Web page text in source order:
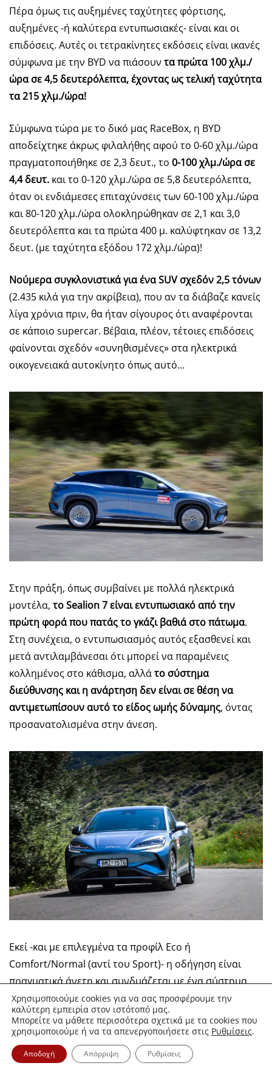
Πέρα όμως τις αυξημένες ταχύτητες φόρτισης,
αυξημένες -ή καλύτερα εντυπωσιακές- είναι και οι
επιδόσεις. Αυτές οι τετρακίνητες εκδόσεις είναι ικανές
σύμφωνα με την BYD να πιάσουν τα πρώτα 100 χλμ./
ώρα σε 4,5 δευτερόλεπτα, έχοντας ως τελική ταχύτητα
τα 215 χλμ./ώρα!
Σύμφωνα τώρα με το δικό μας RaceBox, η BYD
αποδείχτηκε άκρως φιλαλήθης αφού το 0-60 χλμ./ώρα
πραγματοποιήθηκε σε 2,3 δευτ., το 0-100 χλμ./ώρα σε
4,4 δευτ. και το 0-120 χλμ./ώρα σε 5,8 δευτερόλεπτα,
όταν οι ενδιάμεσες επιταχύνσεις των 60-100 χλμ./ώρα
και 80-120 χλμ./ώρα ολοκληρώθηκαν σε 2,1 και 3,0
δευτερόλεπτα και τα πρώτα 400 μ. καλύφτηκαν σε 13,2
δευτ. (με ταχύτητα εξόδου 172 χλμ./ώρα)!
Νούμερα συγκλονιστικά για έναSUVσχεδόν 2,5 τόνων
(2.435 κιλά για την ακρίβεια), που αν τα διάβαζε κανείς
λίγα χρόνια πριν, θα ήταν σίγουρος ότι αναφέρονται
σε κάποιο supercar. Βέβαια, πλέον, τέτοιες επιδόσεις
φαίνονται σχεδόν «συνηθισμένες» στα ηλεκτρικά
οικογενειακά αυτοκίνητο όπως αυτό…
Στην πράξη, όπως συμβαίνει με πολλά ηλεκτρικά
μοντέλα, το Sealion 7 είναι εντυπωσιακό από την
πρώτη φορά που πατάς το γκάζι βαθιά στο πάτωμα.
Στη συνέχεια, ο εντυπωσιασμός αυτός εξασθενεί και
μετά αντιλαμβάνεσαι ότι μπορεί να παραμένεις
κολλημένος στο κάθισμα, αλλάτο σύστημα
διεύθυνσης και η ανάρτηση δεν είναι σε θέση να
αντιμετωπίσουν αυτό το είδος ωμής δύναμης, όντας
προσανατολισμένα στην άνεση.
Εκεί -και με επιλεγμένα τα προφίλ Eco ή
Comfort/Normal (αντί του Sport)- η οδήγηση είναι
πραγματικά άνετη και συνδυάζεται με ένα σύστημα
διεύθυνσης που είναι όντως ελαφρύ και εύκολο στους
ελιγμούς. Αυτό,κάνει το Sealion 7 αρκετά
ευκολοδήγητο, είτε βρίσκεται κολλημένο στην κίνηση,
είτε κινείται στο επαρχιακό δίκτυο, αλλά ταυτόχρονα
του βάζει και τα όρια σε περιπτώσεις που θα τύχει να
Χρησιμοποιούμε cookies για να σας προσφέρουμε την
καλύτερη εμπειρία στον ιστότοπό μας.
Μπορείτε να μάθετε περισσότερα σχετικά με τα cookies που
χρησιμοποιούμε ή να τα απενεργοποιήσετε στις Ρυθμίσεις.
Αποδοχή Απόρριψη Ρυθμίσεις